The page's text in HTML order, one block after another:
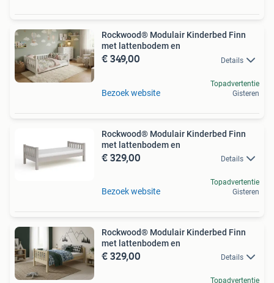
Rockwood® Modulair Kinderbed Finn
met lattenbodem en
€ 349,00 Details
Bezoek website
Topadvertentie
Gisteren
Rockwood® Modulair Kinderbed Finn
met lattenbodem en
€ 329,00 Details
Bezoek website
Topadvertentie
Gisteren
Rockwood® Modulair Kinderbed Finn
met lattenbodem en
€ 329,00 Details
Topadvertentie